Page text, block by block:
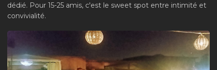
dédié. Pour 15-25 amis, c'est le sweet spot entre intimité et
convivialité.